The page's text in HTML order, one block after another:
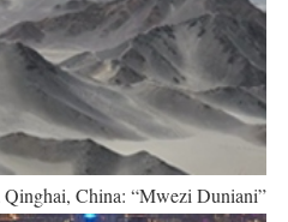
China: “Mwezi Duniani”